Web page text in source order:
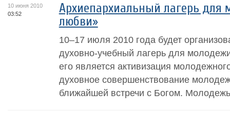
10 июня 2010
03:52
Архиепархиальный лагерь для
любви»
10–17 июля 2010 года будет
духовно-учебный лагерь для
его является активизация
духовное совершенствование
ближайшей встречи с Богом.